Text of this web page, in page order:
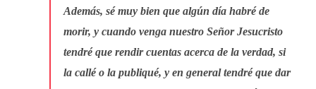
Además, sé muy bien que algún día habré de
morir, y cuando venga nuestro Señor Jesucristo
tendré que rendir cuentas acerca de la verdad, si
la callé o la publiqué, y en general tendré que dar